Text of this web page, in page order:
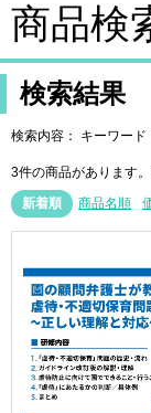
商品検
検索結果
検索内容： キーワード
3件の商品があります。
新着順
商品名順